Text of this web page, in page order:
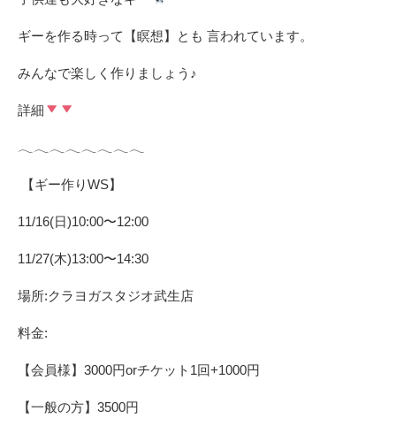
ギーを作る時って【瞑想】とも 言われています。 ⁡
みんなで楽しく作りましょう♪ ⁡
詳細
𓂃𓂃𓂃𓂃𓂃𓂃𓂃𓂃
⁡ 【ギー作りWS】 ⁡
11/16(日)10:00〜12:00
11/27(木)13:00〜14:30
場所:クラヨガスタジオ武生店
料金:
【会員様】3000円orチケット1回+1000円
【一般の方】3500円